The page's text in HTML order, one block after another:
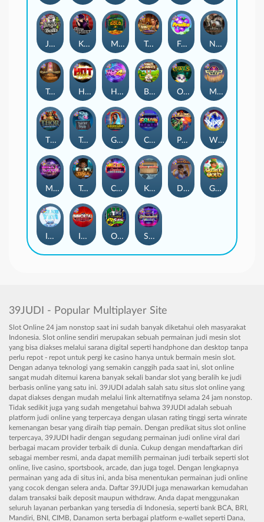
Nexus Tombstone RIP
Manhattan Goes Wild
Tractor Beam
Casino Win Spin
Hot Nudge
Starstruck
Monkey's Gold xPays Tomb of Nefertiti
Tomb of Akhenaten
Golden Genie And The Walking Wilds
Immortal Fruits
Tesla Jolt Dungeon Quest
Coins of Fortune WiXX
Outsourced: Slash Game
Fruits
Bonus Bunnies
Hot 4 Cash Owls
Milky Ways Gaelic Gold
Jingle Balls
Kitchen Drama: Sushi Mania
Pixies vs Pirates
Thor: Hammer Time
Ice Ice Yeti
Karen Maneater
39JUDI - Popular Multiplayer Site
Slot Online 24 jam nonstop saat ini sudah banyak diketahui oleh masyarakat
Indonesia. Slot online sendiri merupakan sebuah permainan judi mesin slot
yang bisa diakses melalui sarana digital seperti handphone dan desktop tanpa
perlu repot - repot untuk pergi ke casino hanya untuk bermain mesin slot.
Dengan adanya teknologi yang semakin canggih pada saat ini, slot online
sangat mudah ditemui karena banyak sekali bandar slot yang beralih ke judi
berbasis online yang satu ini. 39JUDI adalah salah satu situs slot online yang
dapat diakses dengan mudah melalui link alternatifnya selama 24 jam nonstop.
Tidak sedikit juga yang sudah mengetahui bahwa 39JUDI adalah sebuah
platform judi online yang terpercaya dengan ulasan rating tinggi serta winrate
kemenangan besar yang diraih tiap pemain. Dengan predikat situs slot online
terpercaya, 39JUDI hadir dengan segudang permainan judi online viral dari
berbagai macam provider terbaik di dunia. Cukup dengan mendaftarkan diri
sebagai member resmi, anda dapat memilih permainan judi terbaik seperti slot
online, live casino, sportsbook, arcade, dan juga togel. Dengan lengkapnya
permainan yang ada di situs ini, anda bisa menentukan permainan judi online
yang cocok dengan selera anda. Daftar 39JUDI juga menawarkan kemudahan
dalam transaksi baik deposit maupun withdraw. Anda dapat menggunakan
seluruh layanan perbankan yang tersedia di Indonesia, seperti bank BCA, BRI,
Mandiri, BNI, CIMB, Danamon serta berbagai platform e-wallet seperti Dana,